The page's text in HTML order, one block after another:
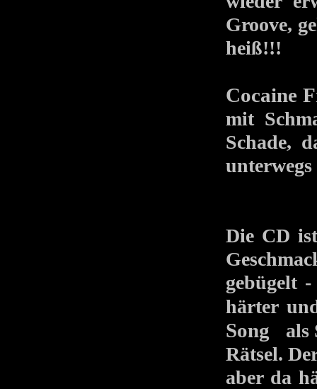
Groove,
heiß!!!
Cocaine
mit
Schade,
unterwegs
Die CD
gebügelt
härter
Song als
Rätsel.
aber da